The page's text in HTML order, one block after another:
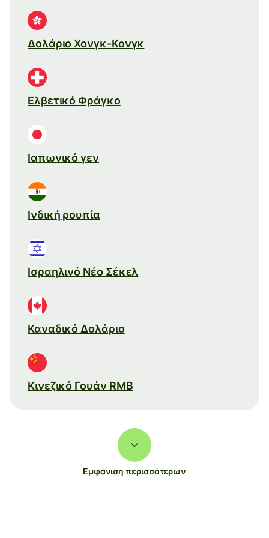
Δολάριο Χονγκ-Κονγκ
Ελβετικό Φράγκο
Ιαπωνικό γεν
Ινδική ρουπία
Ισραηλινό Νέο Σέκελ
Καναδικό Δολάριο
Κινεζικό Γουάν RMB
Εμφάνιση περισσότερων